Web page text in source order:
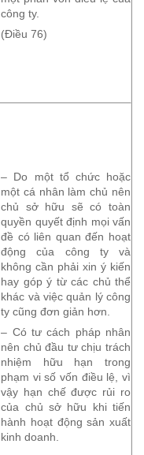
công ty.
(Điều 76)
– Do một tổ chức hoặc
một cá nhân làm chủ nên
chủ sở hữu sẽ có toàn
quyền quyết định mọi vấn
đề có liên quan đến hoạt
động của công ty và
không cần phải xin ý kiến
hay góp ý từ các chủ thể
khác và việc quản lý công
ty cũng đơn giản hơn.
– Có tư cách pháp nhân
nên chủ đầu tư chịu trách
nhiệm hữu hạn trong
phạm vi số vốn điều lệ, vì
vậy hạn chế được rủi ro
của chủ sở hữu khi tiến
hành hoạt động sản xuất
kinh doanh.